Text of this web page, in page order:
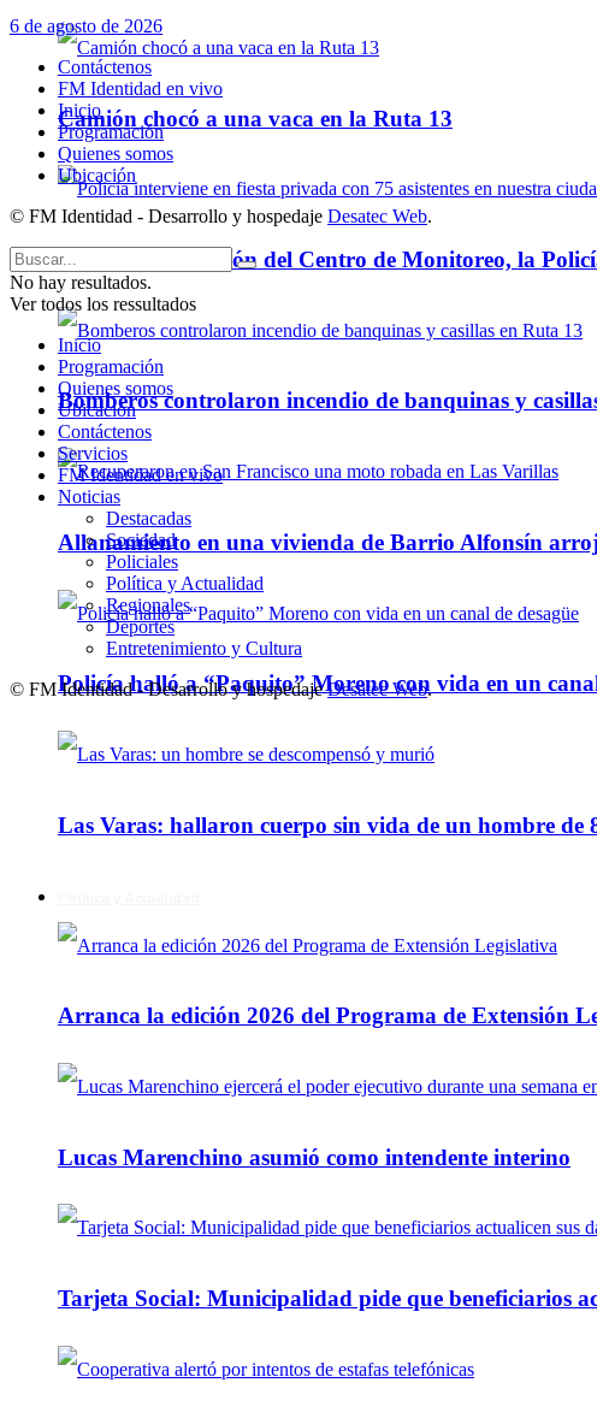
Camión chocó a una vaca en la Ruta 13
Con la colaboración del Centro de Monitoreo, la
Bomberos controlaron incendio de banquinas y
Allanamiento en una vivienda de Barrio Alfonsín
Policía halló a “Paquito” Moreno con vida en un
Las Varas: hallaron cuerpo sin vida de un hombre de
Arranca la edición 2026 del Programa de Extensión
Lucas Marenchino asumió como intendente interino
Tarjeta Social: Municipalidad pide que beneficiarios
6 de agosto de 2026
Contáctenos
FM Identidad en vivo
Inicio
Programación
Quienes somos
Ubicación
© FM Identidad - Desarrollo y hospedaje Desatec Web.
No hay resultados.
Ver todos los ressultados
Inicio
Programación
Quienes somos
Ubicación
Contáctenos
Servicios
FM Identidad en vivo
Noticias
Destacadas
Sociedad
Policiales
Política y Actualidad
Regionales
Deportes
Entretenimiento y Cultura
© FM Identidad - Desarrollo y hospedajeDesatec Web.